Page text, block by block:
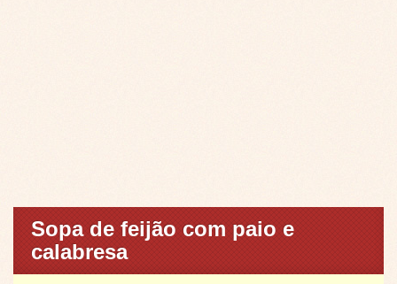
Sopa de feijão com paio e
calabresa